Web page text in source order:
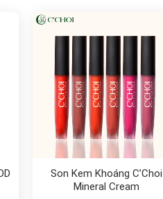
Son Kem Khoáng C’Choi
Mineral Cream